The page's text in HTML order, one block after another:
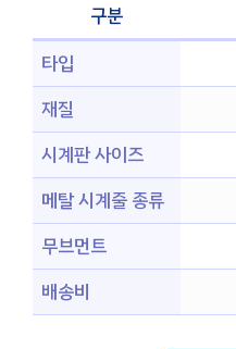
구분
타입
재질
시계판 사이즈
메탈 시계줄 종류
무브먼트
배송비